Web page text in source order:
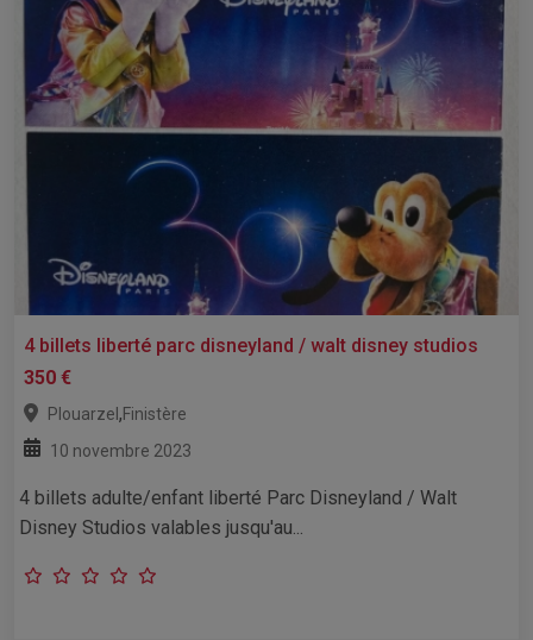
4 billets liberté parc disneyland / walt disney studios
350 €
Plouarzel ,Finistère
10 novembre 2023
4 billets adulte/enfant liberté Parc Disneyland / Walt
Disney Studios valables jusqu'au...